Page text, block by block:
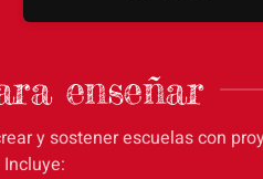
enseñar
y sostener escuelas con